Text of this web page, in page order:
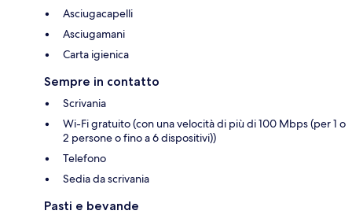
Asciugacapelli
Asciugamani
Carta igienica
Sempre in contatto
Scrivania
Wi-Fi gratuito (con una velocità di più di 100 Mbps (per 1 o
2 persone o fino a 6 dispositivi))
Telefono
Sedia da scrivania
Pasti e bevande